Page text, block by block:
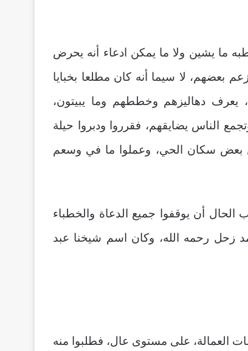
ما يشين ولا ما يمكن ادعاء أنه يحرض
بعضهم، لا سيما أنه كان مطلعا بخبايا
يعرف دهاليزهم وخططهم وما يبيتون،
الناس يضايقهم، فقرروا ودبروا حيلة
من بعض سكان الحي، وعملوا ما في وسعم
أن يوقفوا جميع الدعاة والخطباء
زحل رحمه الله، وكان اسم شيخنا عبد
العمالة، على مستوى عال، فطلبوا منه